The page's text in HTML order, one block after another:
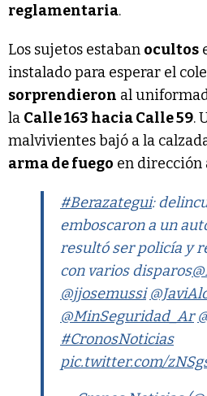
reglamentaria.
Los sujetos estaban ocultos
instalado para esperar el
sorprendieron al
la Calle 163 hacia Calle 59.
malvivientes bajó a la
arma de fuego en dirección
#Berazategui:
emboscaron a un
resultó ser policía y
con varios disparos
@jjosemussi
@MinSeguridad_Ar
#CronosNoticias
pic.twitter.com/